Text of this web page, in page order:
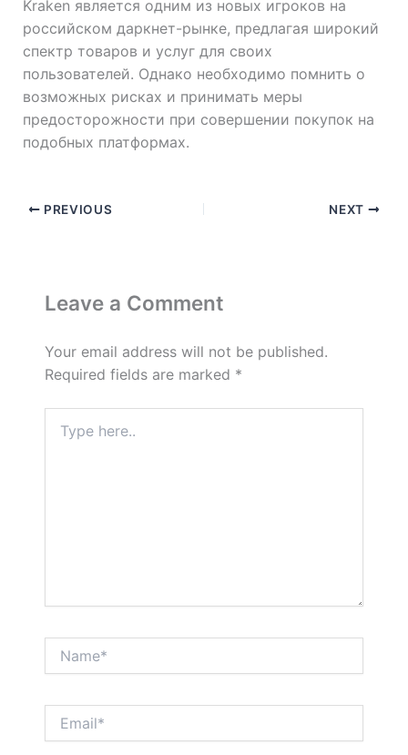
Kraken является одним из новых игроков на
российском даркнет-рынке, предлагая широкий
спектр товаров и услуг для своих
пользователей. Однако необходимо помнить о
возможных рисках и принимать меры
предосторожности при совершении покупок на
подобных платформах.
PREVIOUS NEXT
Leave a Comment
Your email address will not be published.
Required fields are marked *
here..